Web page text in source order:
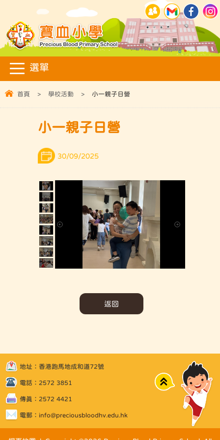
首頁 > 學校活動 > 小一親子日營
小一親子日營
30/09/2025
返回
地址：香港跑馬地成和道72號
電話：2572 3851
傳真：2572 4421
電郵： info@preciousbloodhv.edu.hk
Top